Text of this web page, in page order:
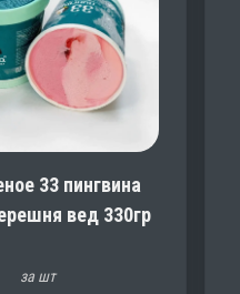
33 пингвина
вед 330гр
за шт